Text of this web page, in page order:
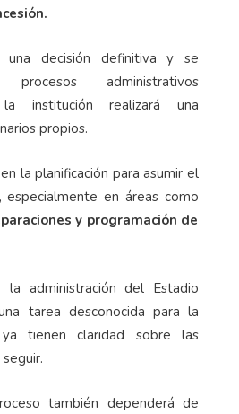
una decisión definitiva y se
administrativos
la institución realizará una
propios.
la planificación para asumir el
en áreas como
y programación de
la administración del Estadio
tarea desconocida para la
tienen claridad sobre las
también dependerá de